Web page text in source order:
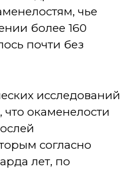
чье
более 160
почти без
исследований
окаменелости
согласно
лет, по